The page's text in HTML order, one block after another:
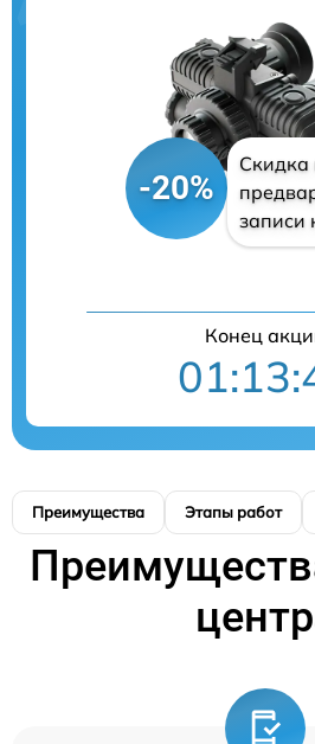
-20%
Скидка
записи
Конец
Преимущества Этапы работ